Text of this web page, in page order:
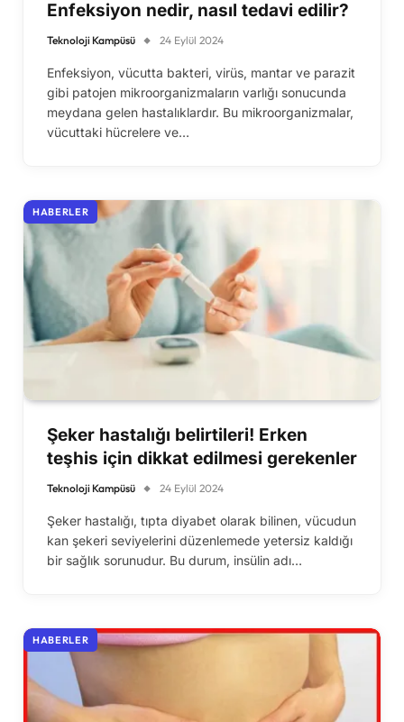
Enfeksiyon nedir, nasıl tedavi edilir?
Teknoloji Kampüsü 24 Eylül 2024
Enfeksiyon, vücutta bakteri, virüs, mantar ve parazit
gibi patojen mikroorganizmaların varlığı sonucunda
meydana gelen hastalıklardır. Bu mikroorganizmalar,
vücuttaki hücrelere ve…
HABERLER
Şeker hastalığı belirtileri! Erken
teşhis için dikkat edilmesi gerekenler
Teknoloji Kampüsü 24 Eylül 2024
Şeker hastalığı, tıpta diyabet olarak bilinen, vücudun
kan şekeri seviyelerini düzenlemede yetersiz kaldığı
bir sağlık sorunudur. Bu durum, insülin adı…
HABERLER